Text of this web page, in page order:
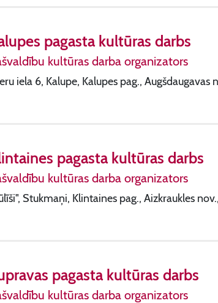
pagasta kultūras darbs
kultūras darba organizators
iela 6, Kalupe, Kalupes pag., Augšdaugavas
pagasta kultūras darbs
kultūras darba organizators
Stukmaņi, Klintaines pag., Aizkraukles
pagasta kultūras darbs
kultūras darba organizators